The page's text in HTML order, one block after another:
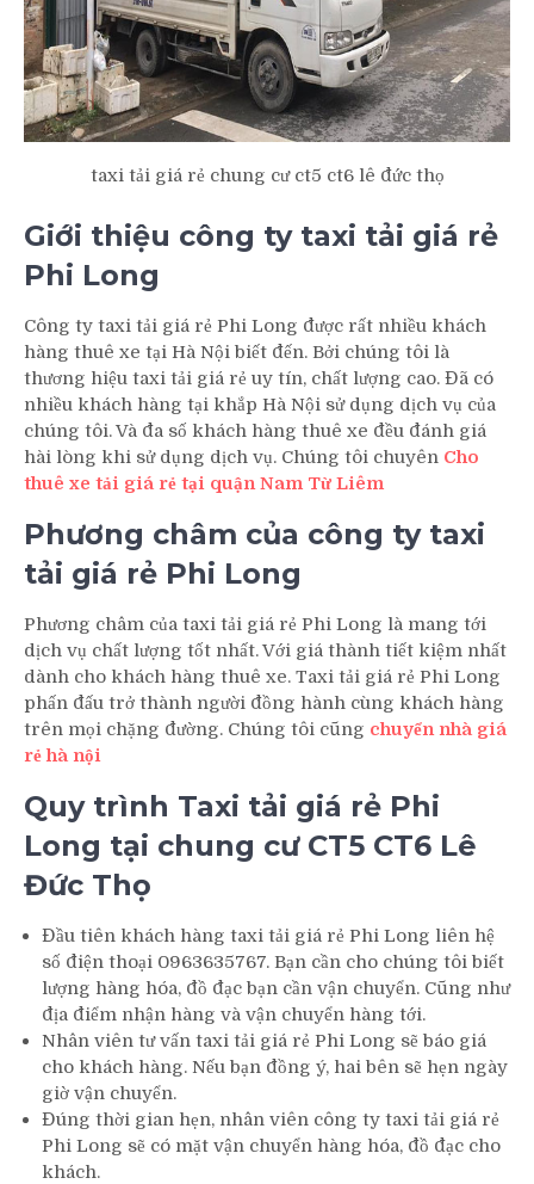
taxi tải giá rẻ chung cư ct5 ct6 lê đức thọ
Giới thiệu công ty taxi tải giá rẻ
Phi Long
Công ty taxi tải giá rẻ Phi Long được rất nhiều khách
hàng thuê xe tại Hà Nội biết đến. Bởi chúng tôi là
thương hiệu taxi tải giá rẻ uy tín, chất lượng cao. Đã có
nhiều khách hàng tại khắp Hà Nội sử dụng dịch vụ của
chúng tôi. Và đa số khách hàng thuê xe đều đánh giá
hài lòng khi sử dụng dịch vụ. Chúng tôi chuyên Cho
thuê xe tải giá rẻ tại quận Nam Từ Liêm
Phương châm của công ty taxi
tải giá rẻ Phi Long
Phương châm của taxi tải giá rẻ Phi Long là mang tới
dịch vụ chất lượng tốt nhất. Với giá thành tiết kiệm nhất
dành cho khách hàng thuê xe. Taxi tải giá rẻ Phi Long
phấn đấu trở thành người đồng hành cùng khách hàng
trên mọi chặng đường. Chúng tôi cũng chuyển nhà giá
rẻ hà nội
Quy trình Taxi tải giá rẻ Phi
Long tại chung cư CT5 CT6 Lê
Đức Thọ
Đầu tiên khách hàng taxi tải giá rẻ Phi Long liên hệ
số điện thoại 0963635767. Bạn cần cho chúng tôi biết
lượng hàng hóa, đồ đạc bạn cần vận chuyển. Cũng như
địa điểm nhận hàng và vận chuyển hàng tới.
Nhân viên tư vấn taxi tải giá rẻ Phi Long sẽ báo giá
cho khách hàng. Nếu bạn đồng ý, hai bên sẽ hẹn ngày
giờ vận chuyển.
Đúng thời gian hẹn, nhân viên công ty taxi tải giá rẻ
Phi Long sẽ có mặt vận chuyển hàng hóa, đồ đạc cho
khách.